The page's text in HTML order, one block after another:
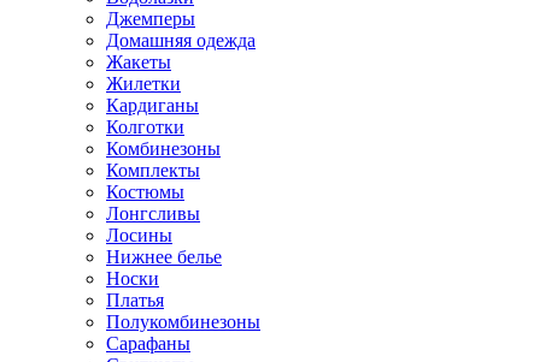
Джемперы
Домашняя одежда
Жакеты
Жилетки
Кардиганы
Колготки
Комбинезоны
Комплекты
Костюмы
Лонгсливы
Лосины
Нижнее белье
Носки
Платья
Полукомбинезоны
Сарафаны